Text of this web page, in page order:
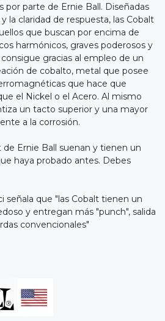
por parte de Ernie Ball. Diseñadas
la claridad de respuesta, las Cobalt
que buscan por encima de
harmónicos, graves poderosos y
gracias al empleo de un
de cobalto, metal que posee
que hace que
el Nickel o el Acero. Al mismo
un tacto superior y una mayor
a la corrosión.
de Ernie Ball suenan y tienen un
haya probado antes. Debes
señala que "las Cobalt tienen un
y entregan más "punch", salida
convencionales"